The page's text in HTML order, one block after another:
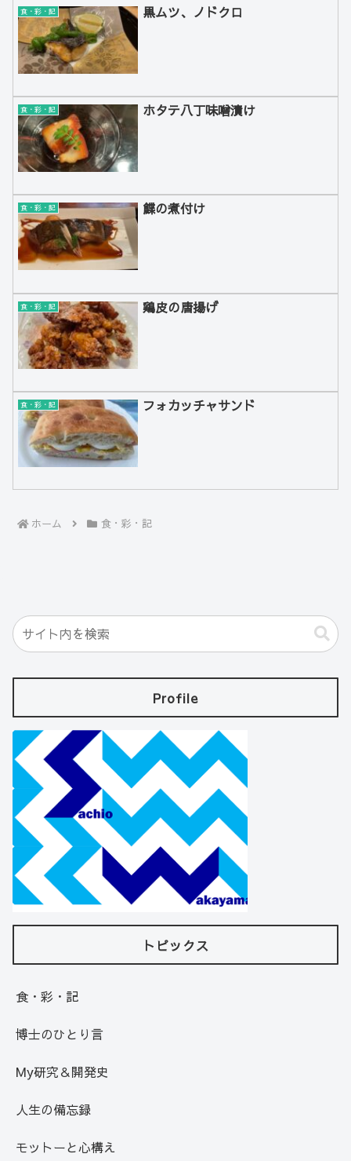
食・彩・記 黒ムツ、ノドクロ
食・彩・記 ホタテ八丁味噌漬け
食・彩・記 鰈の煮付け
食・彩・記 鶏皮の唐揚げ
食・彩・記 フォカッチャサンド
ホーム 食・彩・記
Profile
トピックス
食・彩・記
博士のひとり言
My研究＆開発史
人生の備忘録
モットーと心構え